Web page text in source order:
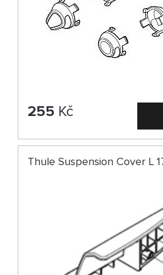
255 Kč
Thule Suspension Cover L